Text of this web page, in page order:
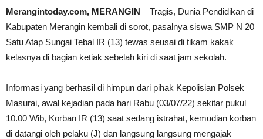
Merangintoday.com, MERANGIN – Tragis, Dunia Pendidikan di
Kabupaten Merangin kembali di sorot, pasalnya siswa SMP N 20
Satu Atap Sungai Tebal IR (13) tewas seusai di tikam kakak
kelasnya di bagian ketiak sebelah kiri di saat jam sekolah.
Informasi yang berhasil di himpun dari pihak Kepolisian Polsek
Masurai, awal kejadian pada hari Rabu (03/07/22) sekitar pukul
10.00 Wib, Korban IR (13) saat sedang istrahat, kemudian korban
di datangi oleh pelaku (J) dan langsung langsung mengajak